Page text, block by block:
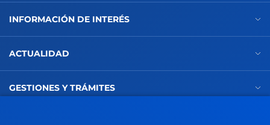
INFORMACIÓN DE INTERÉS
ACTUALIDAD
GESTIONES Y TRÁMITES